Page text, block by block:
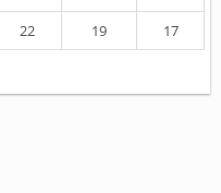
22 19 17